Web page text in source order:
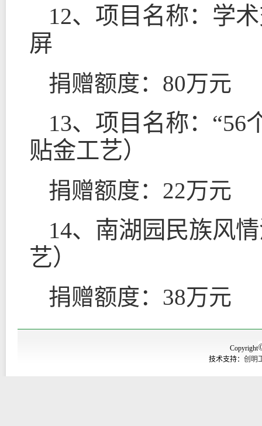
12、项目名称：学
屏
捐赠额度： 80万元
13、项目名称：“56
贴金工艺）
捐赠额度： 22万元
14、南湖园民族风
艺）
捐赠额度： 38万元
Copyright
技术支持：创明